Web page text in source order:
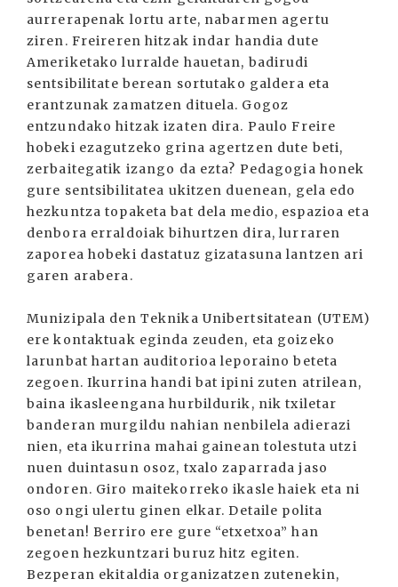
aurrerapenak lortu arte, nabarmen agertu
ziren. Freireren hitzak indar handia dute
Ameriketako lurralde hauetan, badirudi
sentsibilitate berean sortutako galdera eta
erantzunak zamatzen dituela. Gogoz
entzundako hitzak izaten dira. Paulo Freire
hobeki ezagutzeko grina agertzen dute beti,
zerbaitegatik izango da ezta? Pedagogia honek
gure sentsibilitatea ukitzen duenean, gela edo
hezkuntza topaketa bat dela medio, espazioa eta
denbora erraldoiak bihurtzen dira, lurraren
zaporea hobeki dastatuz gizatasuna lantzen ari
garen arabera.
Munizipala den Teknika Unibertsitatean (UTEM)
ere kontaktuak eginda zeuden, eta goizeko
larunbat hartan auditorioa leporaino beteta
zegoen. Ikurrina handi bat ipini zuten atrilean,
baina ikasleengana hurbildurik, nik txiletar
banderan murgildu nahian nenbilela adierazi
nien, eta ikurrina mahai gainean tolestuta utzi
nuen duintasun osoz, txalo zaparrada jaso
ondoren. Giro maitekorreko ikasle haiek eta ni
oso ongi ulertu ginen elkar. Detaile polita
benetan! Berriro ere gure “etxetxoa” han
zegoen hezkuntzari buruz hitz egiten.
Bezperan ekitaldia organizatzen zutenekin,